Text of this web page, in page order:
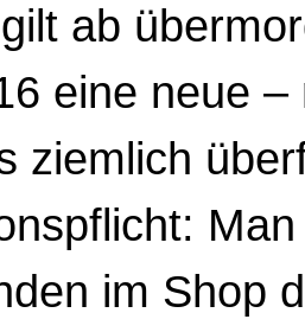
ab
eine neue –
ziemlich
im Shop